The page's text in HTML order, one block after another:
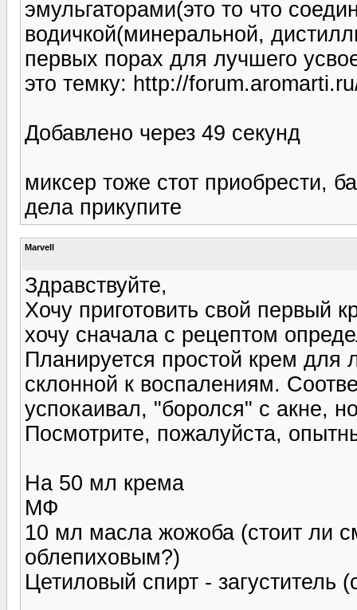
эмульгаторами(это то что
водичкой(минеральной,
первых порах для лучшего
это темку: http://
Добавлено через 49 секунд
миксер тоже стот приобрести,
дела прикупите
Marvell
Здравствуйте,
Хочу приготовить свой первый
хочу сначала с рецептом
Планируется простой крем
склонной к воспалениям.
успокаивал, "боролся" с акне,
Посмотрите, пожалуйста,
На 50 мл крема
МФ
10 мл масла жожоба (стоит ли
облепиховым?)
Цетиловый спирт - загуститель